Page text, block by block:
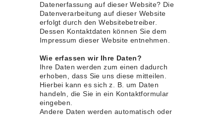
Datenerfassung auf dieser Website? Die
Datenverarbeitung auf dieser Website
erfolgt durch den Websitebetreiber.
Dessen Kontaktdaten können Sie dem
Impressum dieser Website entnehmen.
Wie erfassen wir Ihre Daten?
Ihre Daten werden zum einen dadurch
erhoben, dass Sie uns diese mitteilen.
Hierbei kann es sich z. B. um Daten
handeln, die Sie in ein Kontaktformular
eingeben.
Andere Daten werden automatisch oder